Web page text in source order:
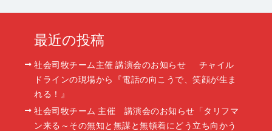
最近の投稿
社会司牧チーム主催 講演会のお知らせ チャイル
ドラインの現場から『電話の向こうで、笑顔が生ま
れる！』
社会司牧チーム 主催 講演会のお知らせ「タリフマ
ン来る～その無知と無謀と無頓着にどう立ち向かう